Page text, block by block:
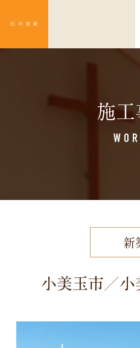
施工
新
小美玉市／小